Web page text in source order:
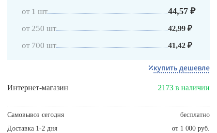
от 1 шт 44,57 ₽
от 250 шт 42,99 ₽
от 700 шт 41,42 ₽
купить дешевле
Интернет-магазин 2173 в наличии
Самовывоз сегодня
бесплатно
Доставка 1-2 дня
от 1 000 руб.